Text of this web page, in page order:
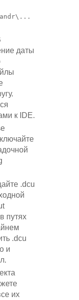
даты
к IDE.
.dcu
путях
.dcu
и
их